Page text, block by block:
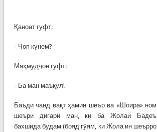
Қаноат гуфт:
- Чоп кунем?
Маҳмудҷон гуфт:
- Ба ман маъқул!
Баъди чанд вақт ҳамин шеър ва «Шоира» ном
шеъри дигари ман, ки ба Жолаи Бадеъ
бахшида будам (бояд гӯям, ки Жола ин шеърро